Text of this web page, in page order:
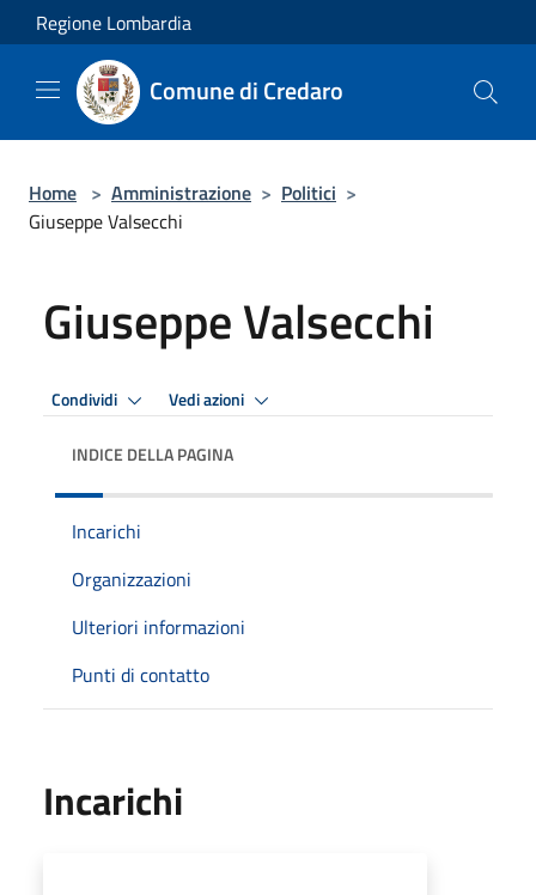
Salta al contenuto principale
Regione Lombardia
Comune di Credaro
Home > Amministrazione > Politici >
Giuseppe Valsecchi
Giuseppe Valsecchi
Condividi Vedi azioni
INDICE DELLA PAGINA
Incarichi
Organizzazioni
Ulteriori informazioni
Punti di contatto
Incarichi